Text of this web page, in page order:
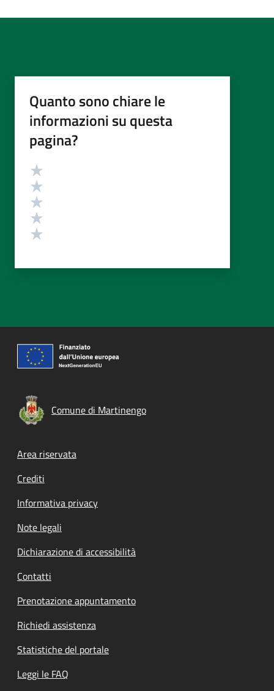
Quanto sono chiare le
informazioni su questa
pagina?
Valutazione
Comune di Martinengo
Footer menu
Area riservata
Crediti
Informativa privacy
Note legali
Dichiarazione di accessibilità
Contatti
Prenotazione appuntamento
Richiedi assistenza
Statistiche del portale
Leggi le FAQ